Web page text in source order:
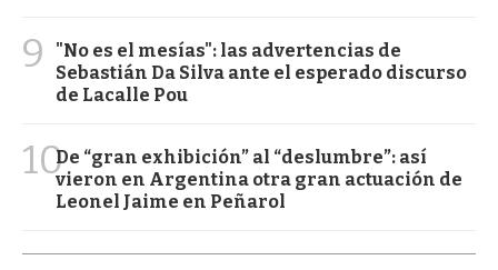
9
"No es el mesías": las advertencias de
Sebastián Da Silva ante el esperado discurso
de Lacalle Pou
10De “gran exhibición” al “deslumbre”: así
vieron en Argentina otra gran actuación de
Leonel Jaime en Peñarol